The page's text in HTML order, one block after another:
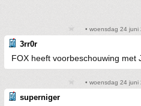
• woensdag 24 juni
3rr0r
FOX heeft voorbeschouwing met
• woensdag 24 juni
superniger